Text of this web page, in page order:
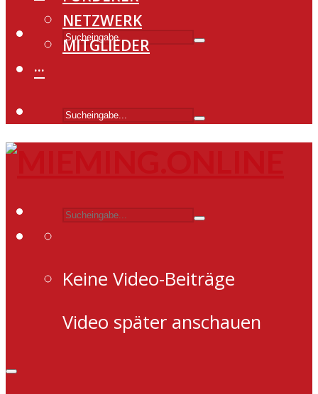
NETZWERK
MITGLIEDER
···
Keine Video-Beiträge
Video später anschauen